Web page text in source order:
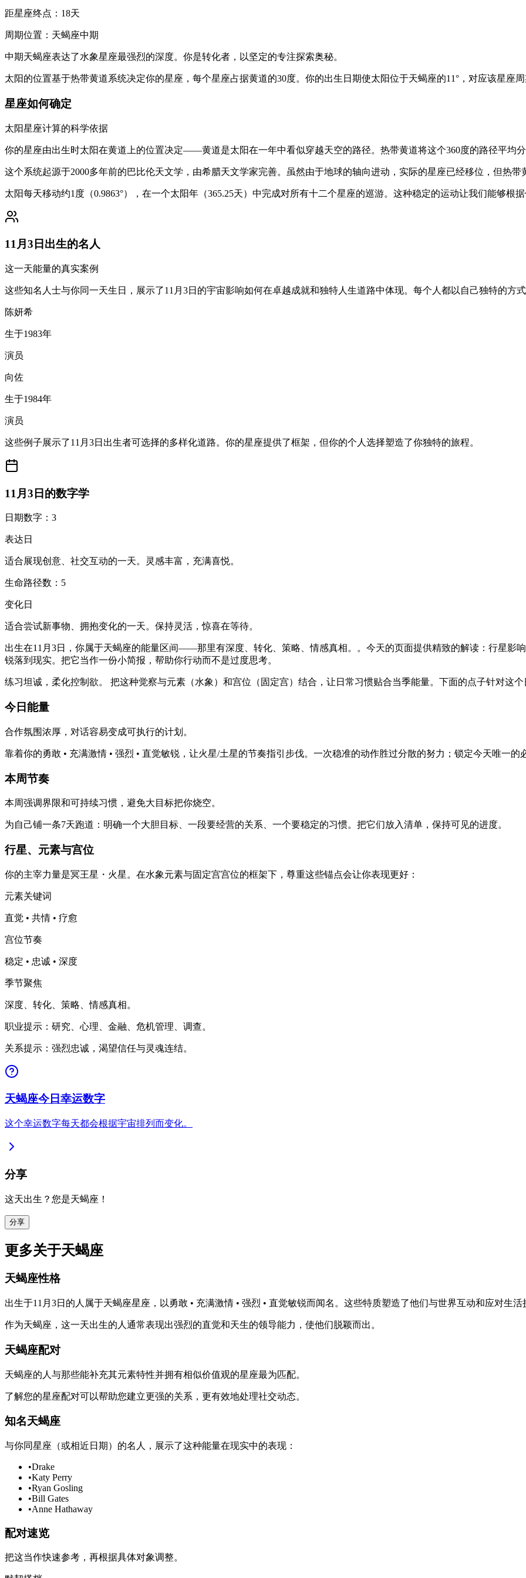
距星座终点：18天
周期位置：天蝎座中期
中期天蝎座表达了水象星座最强烈的深度。你是转化者，以坚定的专注探索奥秘。
太阳的位置基于热带黄道系统决定你的星座，每个星座占据黄道的30度。你的出生日期使太阳位于天蝎座的11°，对应该星座周
星座如何确定
太阳星座计算的科学依据
你的星座由出生时太阳在黄道上的位置决定——黄道是太阳在一年中看似穿越天空的路径。热带黄道将这个360度的路径平均分
这个系统起源于2000多年前的巴比伦天文学，由希腊天文学家完善。虽然由于地球的轴向进动，实际的星座已经移位，但热带
太阳每天移动约1度（0.9863°），在一个太阳年（365.25天）中完成对所有十二个星座的巡游。这种稳定的运动让我们能够根
11月3日出生的名人
这一天能量的真实案例
这些知名人士与你同一天生日，展示了11月3日的宇宙影响如何在卓越成就和独特人生道路中体现。每个人都以自己独特的方式
陈妍希
生于1983年
演员
向佐
生于1984年
演员
这些例子展示了11月3日出生者可选择的多样化道路。你的星座提供了框架，但你的个人选择塑造了你独特的旅程。
11月3日的数字学
日期数字：3
表达日
适合展现创意、社交互动的一天。灵感丰富，充满喜悦。
生命路径数：5
变化日
适合尝试新事物、拥抱变化的一天。保持灵活，惊喜在等待。
出生在11月3日，你属于天蝎座的能量区间——那里有深度、转化、策略、情感真相。。今天的页面提供精致的解读：行星影
锐落到现实。把它当作一份小简报，帮助你行动而不是过度思考。
练习坦诚，柔化控制欲。 把这种觉察与元素（水象）和宫位（固定宫）结合，让日常习惯贴合当季能量。下面的点子针对这
今日能量
合作氛围浓厚，对话容易变成可执行的计划。
靠着你的勇敢 • 充满激情 • 强烈 • 直觉敏锐，让火星/土星的节奏指引步伐。一次稳准的动作胜过分散的努力；锁定今天唯一的
本周节奏
本周强调界限和可持续习惯，避免大目标把你烧空。
为自己铺一条7天跑道：明确一个大胆目标、一段要经营的关系、一个要稳定的习惯。把它们放入清单，保持可见的进度。
行星、元素与宫位
你的主宰力量是冥王星・火星。在水象元素与固定宫宫位的框架下，尊重这些锚点会让你表现更好：
元素关键词
直觉 • 共情 • 疗愈
宫位节奏
稳定 • 忠诚 • 深度
季节聚焦
深度、转化、策略、情感真相。
职业提示：研究、心理、金融、危机管理、调查。
关系提示：强烈忠诚，渴望信任与灵魂连结。
天蝎座今日幸运数字
这个幸运数字每天都会根据宇宙排列而变化。
分享
这天出生？您是天蝎座！
分享
更多关于天蝎座
天蝎座性格
出生于11月3日的人属于天蝎座星座，以勇敢 • 充满激情 • 强烈 • 直觉敏锐而闻名。这些特质塑造了他们与世界互动和应对生活
作为天蝎座，这一天出生的人通常表现出强烈的直觉和天生的领导能力，使他们脱颖而出。
天蝎座配对
天蝎座的人与那些能补充其元素特性并拥有相似价值观的星座最为匹配。
了解您的星座配对可以帮助您建立更强的关系，更有效地处理社交动态。
知名天蝎座
与你同星座（或相近日期）的名人，展示了这种能量在现实中的表现：
•Drake
•Katy Perry
•Ryan Gosling
•Bill Gates
•Anne Hathaway
配对速览
把这当作快速参考，再根据具体对象调整。